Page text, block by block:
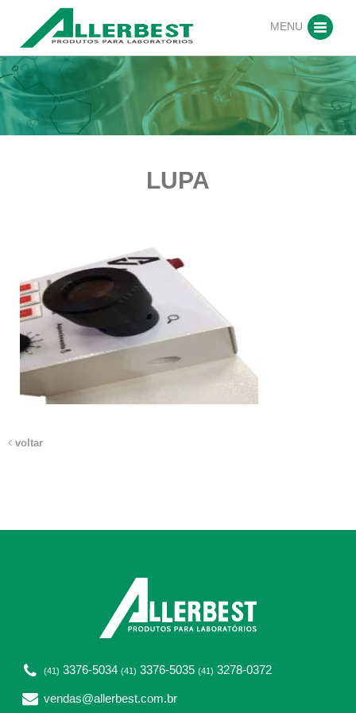
MENU
LUPA
voltar
(41) 3376-5034 (41) 3376-5035 (41) 3278-0372
vendas@allerbest.com.br